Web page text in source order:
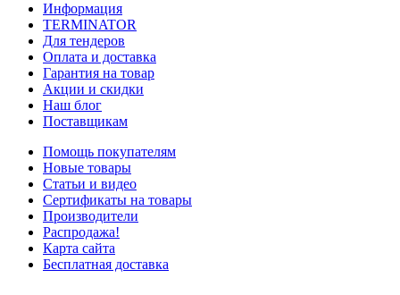
Информация
TERMINATOR
Для тендеров
Оплата и доставка
Гарантия на товар
Акции и скидки
Наш блог
Поставщикам
Помощь покупателям
Новые товары
Статьи и видео
Сертификаты на товары
Производители
Распродажа!
Карта сайта
Бесплатная доставка